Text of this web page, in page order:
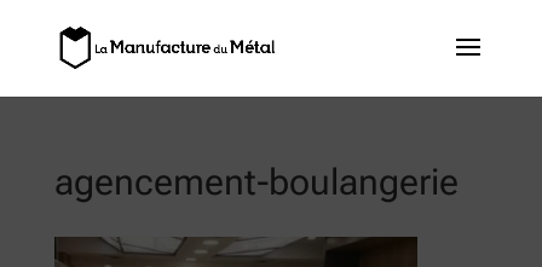
agencement-boulangerie